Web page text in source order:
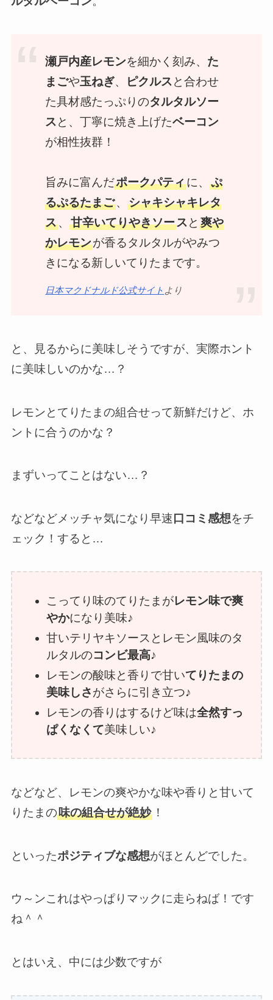
瀬戸内産レモンを細かく刻み、 た
まごや玉ねぎ、 ピクルス と合わせ
た具材感たっぷりのタルタルソー
ス と、丁寧に焼き上げたベーコン
が相性抜群！
旨みに富んだポークパティに、ぷ
るぷるたまご、シャキシャキレタ
ス、甘辛いてりやきソース と爽や
かレモンが香るタルタルがやみつ
きになる新しいてりたまです。
日本マクドナルド公式サイト より
と、見るからに美味しそうですが、実際ホント
に美味しいのかな…？
レモンとてりたまの組合せって新鮮だけど、ホ
ントに合うのかな？
まずいってことはない…？
などなどメッチャ気になり早速口コミ感想をチ
ェック！すると…
こってり味のてりたまがレモン味で爽
やかになり美味♪
甘いテリヤキソースとレモン風味のタ
ルタルのコンビ最高♪
レモンの酸味と香りで甘いてりたまの
美味しさがさらに引き立つ♪
レモンの香りはするけど味は全然すっ
ぱくなくて美味しい♪
などなど、レモンの爽やかな味や香りと甘いて
りたまの味の組合せが絶妙！
といったポジティブな感想がほとんどでした。
ウ～ンこれはやっぱりマックに走らねば！です
ね＾＾
とはいえ、中には少数ですが